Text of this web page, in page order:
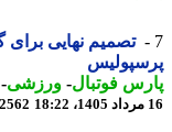
تصمیم نهایی برای
فوتبال-ورزشی-